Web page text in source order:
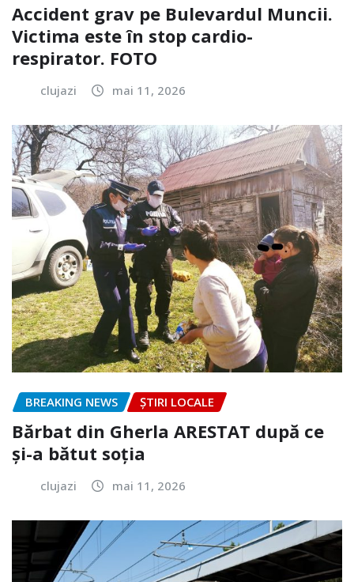
Accident grav pe Bulevardul Muncii.
Victima este în stop cardio-
respirator. FOTO
clujazi mai 11, 2026
BREAKING NEWS ȘTIRI LOCALE
Bărbat din Gherla ARESTAT după ce
și-a bătut soția
clujazi mai 11, 2026